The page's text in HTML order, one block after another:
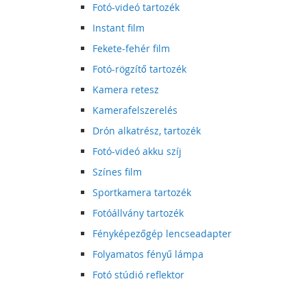
Fotó-videó tartozék
Instant film
Fekete-fehér film
Fotó-rögzítő tartozék
Kamera retesz
Kamerafelszerelés
Drón alkatrész, tartozék
Fotó-videó akku szíj
Színes film
Sportkamera tartozék
Fotóállvány tartozék
Fényképezőgép lencseadapter
Folyamatos fényű lámpa
Fotó stúdió reflektor